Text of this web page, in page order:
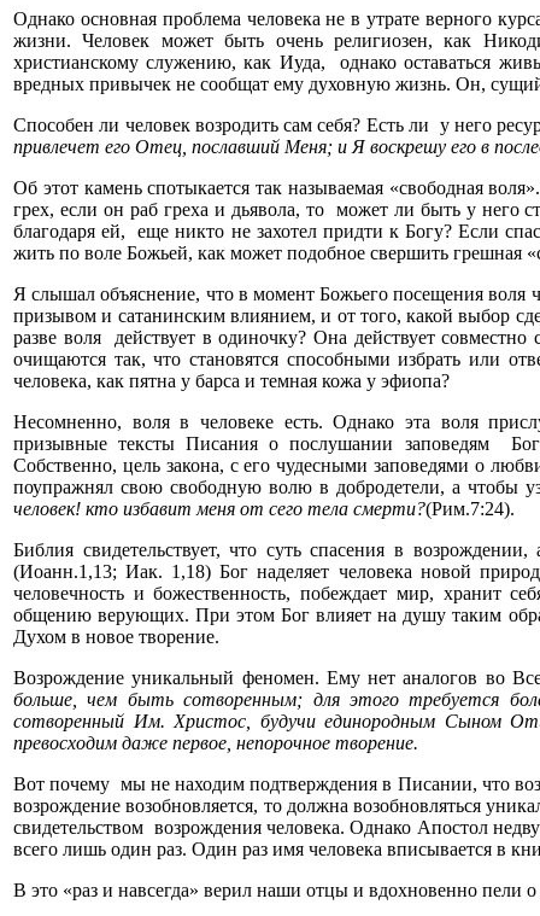
Однако основная проблема человека не в утрате верного
жизни. Человек может быть очень религиозен, как
христианскому служению, как Иуда, однако оставаться
вредных привычек не сообщат ему духовную жизнь. Он,
Способен ли человек возродить сам себя? Есть ли у него
привлечет его Отец, пославший Меня; и Я воскрешу его в
Об этот камень спотыкается так называемая «свободная
грех, если он раб греха и дьявола, то может ли быть у него
благодаря ей, еще никто не захотел придти к Богу? Если
жить по воле Божьей, как может подобное свершить грешная
Я слышал объяснение, что в момент Божьего посещения воля
призывом и сатанинским влиянием, и от того, какой выбор
разве воля действует в одиночку? Она действует
очищаются так, что становятся способными избрать или
человека, как пятна у барса и темная кожа у эфиопа?
Несомненно, воля в человеке есть. Однако эта воля
призывные тексты Писания о послушании заповедям
Собственно, цель закона, с его чудесными заповедями о
поупражнял свою свободную волю в добродетели, а чтобы
человек! кто избавит меня от сего тела смерти?(Рим.7:24).
Библия свидетельствует, что суть спасения в
(Иоанн.1,13; Иак. 1,18) Бог наделяет человека новой
человечность и божественность, побеждает мир, хранит
общению верующих. При этом Бог влияет на душу таким
Духом в новое творение.
Возрождение уникальный феномен. Ему нет аналогов во
больше, чем быть сотворенным; для этого требуется
сотворенный Им. Христос, будучи единородным Сыном
превосходим даже первое, непорочное творение.
Вот почему мы не находим подтверждения в Писании, что
возрождение возобновляется, то должна возобновляться
свидетельством возрождения человека. Однако Апостол
всего лишь один раз. Один раз имя человека вписывается в
В это «раз и навсегда» верил наши отцы и вдохновенно пели